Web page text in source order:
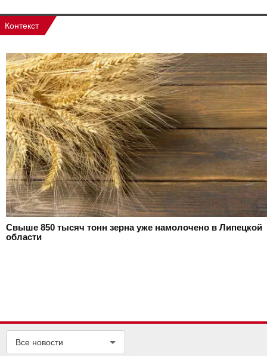
Контекст
Свыше 850 тысяч тонн зерна уже намолочено в Липецкой
области
Все новости